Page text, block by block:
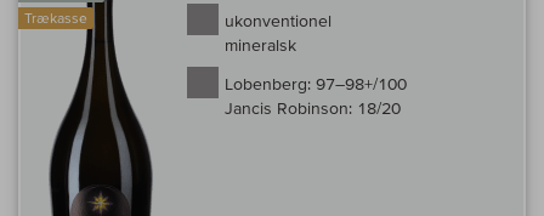
Trækasse
ukonventionel
mineralsk
Lobenberg: 97–98+/100
Jancis Robinson: 18/20